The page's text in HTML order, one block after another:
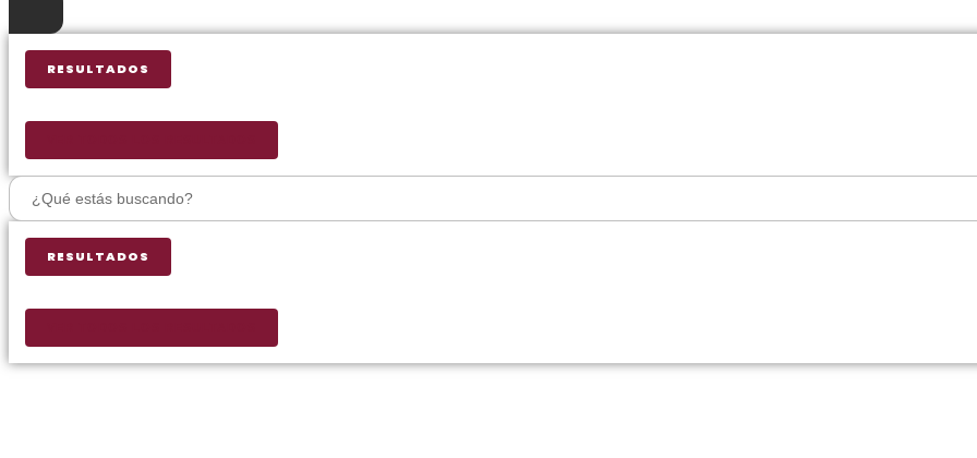
RESULTADOS
Search
...
RESULTADOS